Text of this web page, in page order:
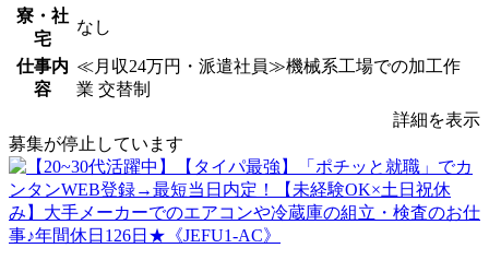
寮・社
宅
なし
仕事内
容
≪月収24万円・派遣社員≫機械系工場での加工作
業 交替制
詳細を表示
募集が停止しています